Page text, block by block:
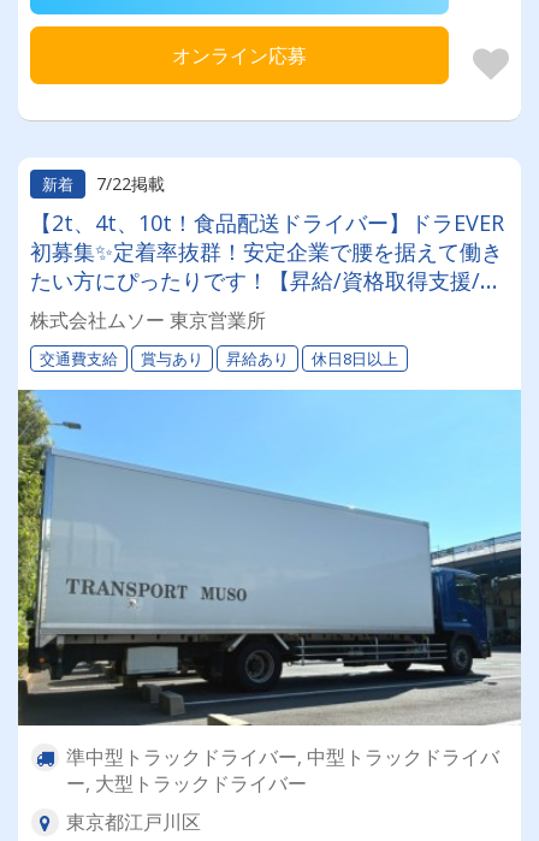
オンライン応募
新着 7/22掲載
【2t、4t、10t！食品配送ドライバー】ドラEVER
初募集✨定着率抜群！安定企業で腰を据えて働き
たい方にぴったりです！【昇給/資格取得支援/普
通免許で応募OK♪勤務日数や時間など生活スタイ
ルに合わせて選べます★
株式会社ムソー 東京営業所
交通費支給 賞与あり 昇給あり 休日8日以上
準中型トラックドライバー, 中型トラックドライバ
ー, 大型トラックドライバー
東京都江戸川区